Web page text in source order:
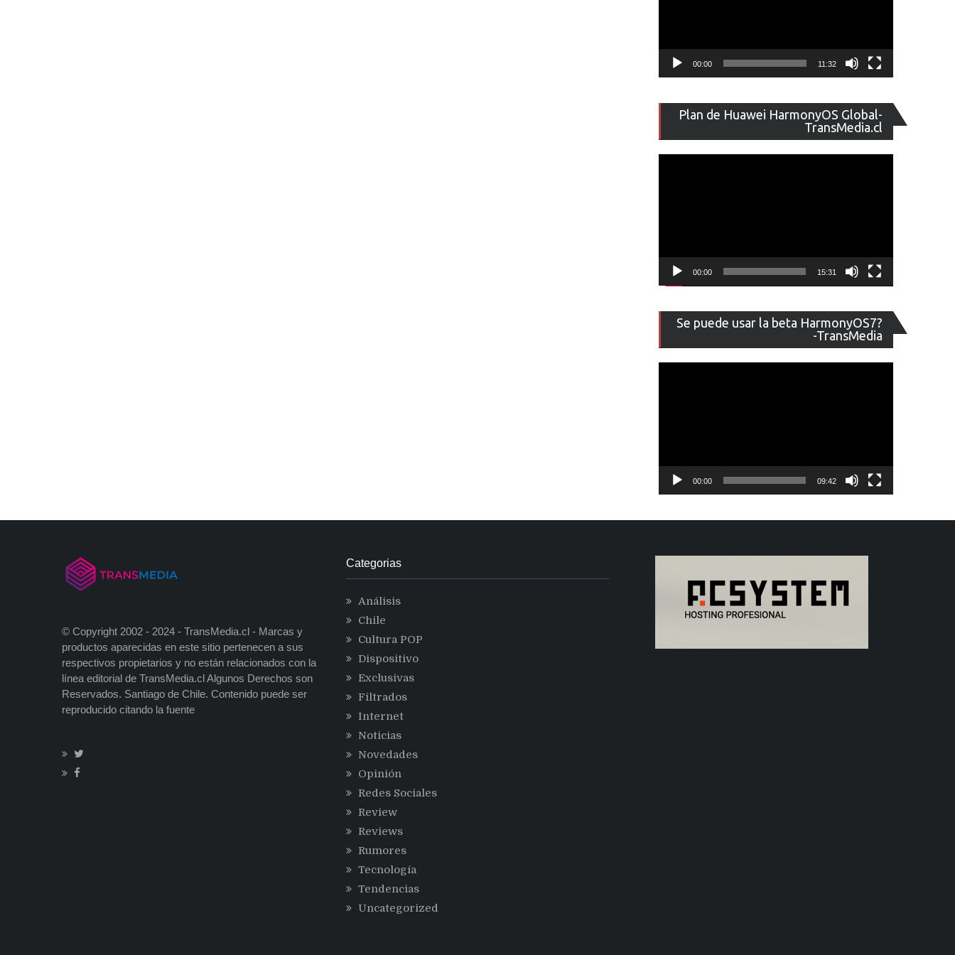
00:00 11:32
Plan de Huawei HarmonyOS Global-
TransMedia.cl
de
vídeo
00:00 15:31
Se puede usar la beta HarmonyOS7?
-TransMedia
de
vídeo
00:00 09:42
© Copyright 2002 - 2024 - TransMedia.cl - Marcas y
productos aparecidas en este sitio pertenecen a sus
respectivos propietarios y no están relacionados con la
línea editorial de TransMedia.cl Algunos Derechos son
Reservados. Santiago de Chile. Contenido puede ser
reproducido citando la fuente
Categorias
Análisis
Chile
Cultura POP
Dispositivo
Exclusivas
Filtrados
Internet
Noticias
Novedades
Opinión
Redes Sociales
Review
Reviews
Rumores
Tecnología
Tendencias
Uncategorized